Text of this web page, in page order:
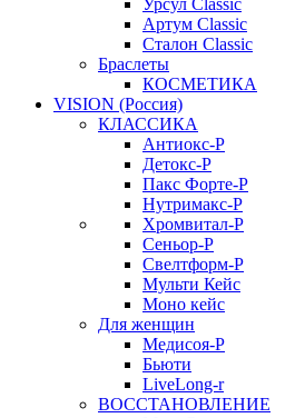
Урсул Classic
Артум Classic
Сталон Classic
Браслеты
КОСМЕТИКА
VISION (Россия)
КЛАССИКА
Антиокс-Р
Детокс-Р
Пакс Форте-Р
Нутримакс-Р
Хромвитал-Р
Сеньор-Р
Свелтформ-Р
Мульти Кейс
Моно кейс
Для женщин
Медисоя-Р
Бьюти
LiveLong-r
ВОССТАНОВЛЕНИЕ